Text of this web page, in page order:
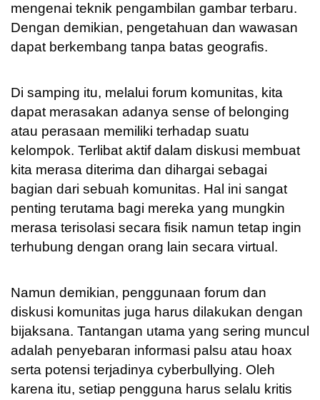
mengenai teknik pengambilan gambar terbaru.
Dengan demikian, pengetahuan dan wawasan
dapat berkembang tanpa batas geografis.
Di samping itu, melalui forum komunitas, kita
dapat merasakan adanya sense of belonging
atau perasaan memiliki terhadap suatu
kelompok. Terlibat aktif dalam diskusi membuat
kita merasa diterima dan dihargai sebagai
bagian dari sebuah komunitas. Hal ini sangat
penting terutama bagi mereka yang mungkin
merasa terisolasi secara fisik namun tetap ingin
terhubung dengan orang lain secara virtual.
Namun demikian, penggunaan forum dan
diskusi komunitas juga harus dilakukan dengan
bijaksana. Tantangan utama yang sering muncul
adalah penyebaran informasi palsu atau hoax
serta potensi terjadinya cyberbullying. Oleh
karena itu, setiap pengguna harus selalu kritis